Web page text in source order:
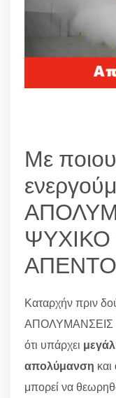
Με
ΨΥΧΙΚΟ
Καταρχήν πριν
ΑΠΟΛΥΜΑΝΣΕΙΣ
ότι υπάρχει
απολύμανση και
μπορεί να